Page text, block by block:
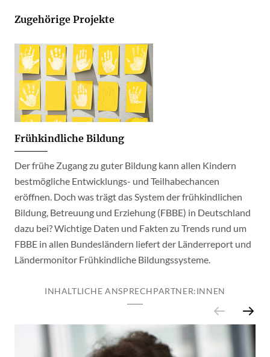
Zugehörige Projekte
Frühkindliche Bildung
Der frühe Zugang zu guter Bildung kann allen Kindern
bestmögliche Entwicklungs- und Teilhabechancen
eröffnen. Doch was trägt das System der frühkindlichen
Bildung, Betreuung und Erziehung (FBBE) in Deutschland
dazu bei? Wichtige Daten und Fakten zu Trends rund um
FBBE in allen Bundesländern liefert der Länderreport und
Ländermonitor Frühkindliche Bildungssysteme.
INHALTLICHE ANSPRECHPARTNER:INNEN